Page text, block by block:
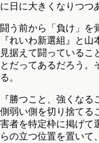
に日に大きくなりつつ
闘う前から「負け」を
『れいわ新選組』と
見据えて闘っているこ
とだってあるだろう。
る。
『勝つこと、強くな
側弱い側を切り捨て
害者を特定枠に掲げて
らの立つ位置を置いて